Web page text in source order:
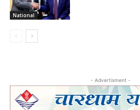
National
- Advertisment -